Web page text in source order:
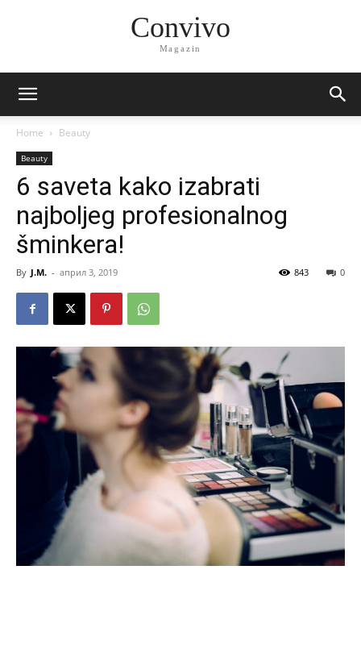
Convivo
Magazin
Home Beauty
Beauty
6 saveta kako izabrati
najboljeg profesionalnog
šminkera!
By J.M. - април 3, 2019 0
843